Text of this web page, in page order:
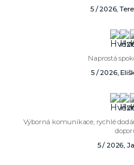
5 / 2026,
Naprostá
5 / 2026,
Výborná komunikace, rychlé
5 / 2026,